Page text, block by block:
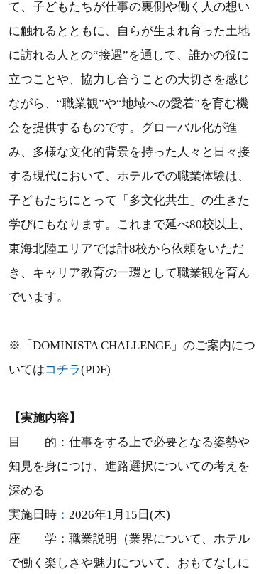
て、子どもたちが仕事の裏側や働く人の想い
に触れるとともに、自らが生まれ育った土地
に訪れる人との“接遇”を通して、誰かの役に
立つことや、協力し合うことの大切さを感じ
ながら、“職業観”や“地域への愛着”を育む機
会を提供するものです。グローバル化が進
み、多様な文化的背景を持った人々と日々接
する現代において、ホテルでの職業体験は、
子どもたちにとって「多文化共生」の生きた
学びにもなります。これまで延べ80校以上、
東海北陸エリアでは計8校から依頼をいただ
き、キャリア教育の一環として職業観を育ん
でいます。
※「DOMINISTA CHALLENGE」のご案内につ
いてはコチラ(PDF)
【実施内容】
目 的：仕事をする上で必要となる姿勢や
知見を身につけ、進路選択についての考えを
深める
実施日時 ： 2026年1月15日(木)
座 学：職業説明（業界について、ホテル
で働く楽しさや魅力について、おもてなしに